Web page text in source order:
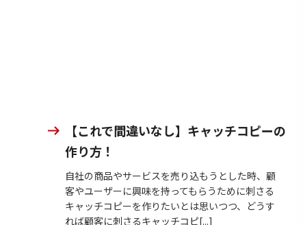
【これで間違いなし】キャッチコピーの
作り方！
自社の商品やサービスを売り込もうとした時、顧
客やユーザーに興味を持ってもらうために刺さる
キャッチコピーを作りたいとは思いつつ、どうす
れば顧客に刺さるキャッチコピ[...]